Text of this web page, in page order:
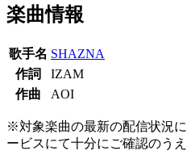
楽曲情報
歌手名 SHAZNA
作詞
IZAM
作曲
AOI
※対象楽曲の最新の配信状況
ービスにて十分にご確認のう